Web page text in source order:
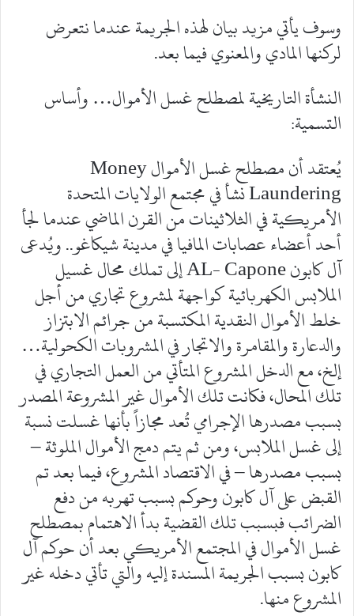
وسوف يأتي مزيد بيان لهذه الجريمة عندما نتعرض
لركنها المادي والمعنوي فيما بعد.
النشأة التاريخية لمصطلح غسل الأموال… وأساس
التسمية:
يُعتقد أن مصطلح غسل الأموال Money
Laundering نشأ في مجتمع الولايات المتحدة
الأمريكية في الثلاثينات من القرن الماضي عندما لجأ
أحد أعضاء عصابات المافيا في مدينة شيكاغو.. ويُدعى
آل كابون AL- Capone إلى تملك محال غسيل
الملابس الكهربائية كواجهة لمشروع تجاري من أجل
خلط الأموال النقدية المكتسبة من جرائم الابتزاز
والدعارة والمقامرة والاتجار في المشروبات الكحولية…
إلخ، مع الدخل المشروع المتأتي من العمل التجاري في
تلك المحال، فكانت تلك الأموال غير المشروعة المصدر
بسبب مصدرها الإجرامي تُعد مجازاً بأنها غسلت نسبة
إلى غسل الملابس، ومن ثم يتم دمج الأموال الملوثة –
بسبب مصدرها – في الاقتصاد المشروع، فيما بعد تم
القبض على آل كابون وحوكم بسبب تهربه من دفع
الضرائب فبسبب تلك القضية بدأ الاهتمام بمصطلح
غسل الأموال في المجتمع الأمريكي بعد أن حوكم آل
كابون بسبب الجريمة المسندة إليه والتي تأتي دخله غير
المشروع منها.